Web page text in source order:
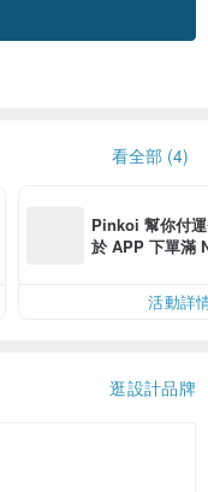
看全部 (4)
Pinkoi 幫你付
於 APP 下單滿
活動詳
逛設計品牌